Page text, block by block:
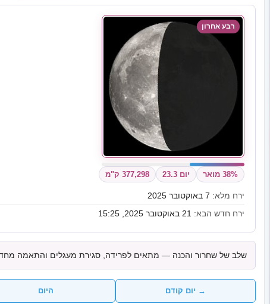
רבע אחרון
38% מואר יום 23.3 377,298 ק"מ
ירח מלא:
ירח חדש הבא:
שלב של שחרור והכנה — מתאים לפרידה, סגירת מעגלים והתאמה
→ יום קודם היום